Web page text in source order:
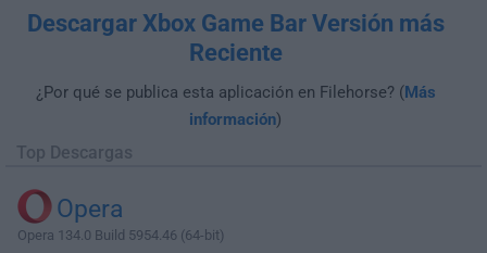
Descargar Xbox Game Bar Versión más
Reciente
¿Por qué se publica esta aplicación en Filehorse? (Más
información)
Top Descargas
Opera
Opera 134.0 Build 5954.46 (64-bit)